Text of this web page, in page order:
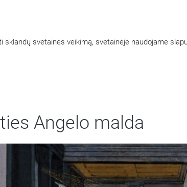
sklandų svetainės veikimą, svetainėje naudojame
Angelo malda